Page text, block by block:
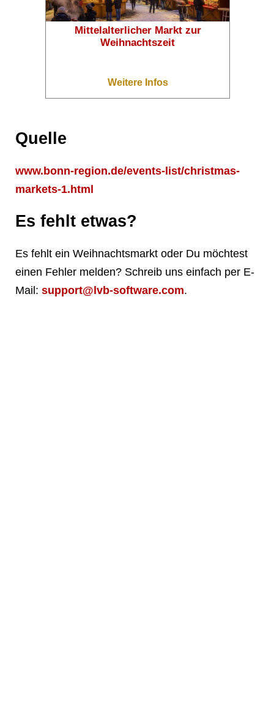
Mittelalterlicher Markt zur
Weihnachtszeit
Weitere Infos
Quelle
www.bonn-region.de/events-list/christmas-
markets-1.html
Es fehlt etwas?
Es fehlt ein Weihnachtsmarkt oder Du möchtest
einen Fehler melden? Schreib uns einfach per E-
Mail: support@lvb-software.com.